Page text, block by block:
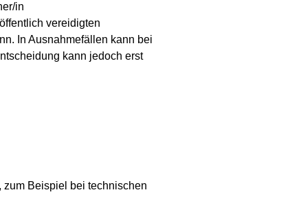
in
vereidigten
In Ausnahmefällen kann bei
kann jedoch erst
Beispiel bei technischen